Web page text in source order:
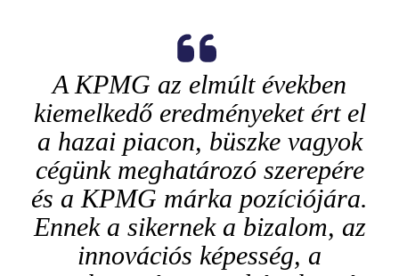
A KPMG az elmúlt években
kiemelkedő eredményeket ért el
a hazai piacon, büszke vagyok
cégünk meghatározó szerepére
és a KPMG márka pozíciójára.
Ennek a sikernek a bizalom, az
innovációs képesség, a